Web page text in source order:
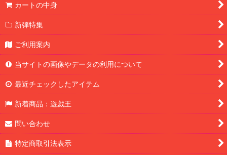
カートの中身
新弾特集
ご利用案内
当サイトの画像やデータの利用について
最近チェックしたアイテム
新着商品：遊戯王
問い合わせ
特定商取引法表示